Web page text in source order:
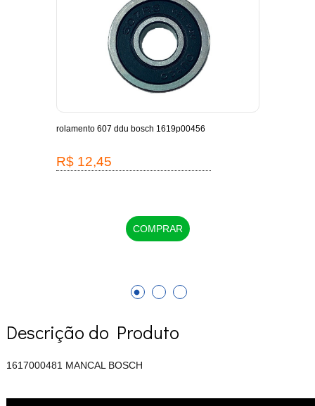
rolamento 607 ddu bosch 1619p00456
R$ 12,45
COMPRAR
Descrição do Produto
1617000481 MANCAL BOSCH